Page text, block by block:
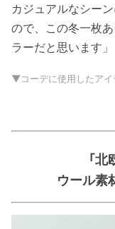
カジュアルなシー
ので、この冬一枚
ラーだと思います」
▼コーデに使用したアイ
「
ウール素